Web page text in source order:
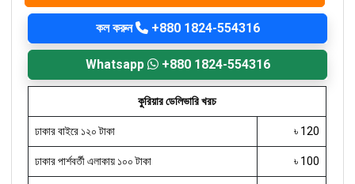
কল করুন +880 1824-554316
Whatsapp +880 1824-554316
কুরিয়ার ডেলিভারি খরচ
ঢাকার বাইরে ১২০ টাকা ৳ 120
ঢাকার পার্শবর্তী এলাকায় ১০০ টাকা ৳ 100